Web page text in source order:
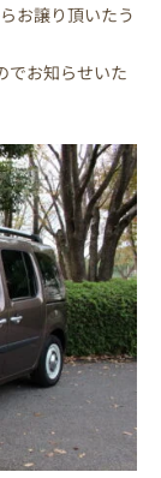
お譲り頂いたう
でお知らせいた